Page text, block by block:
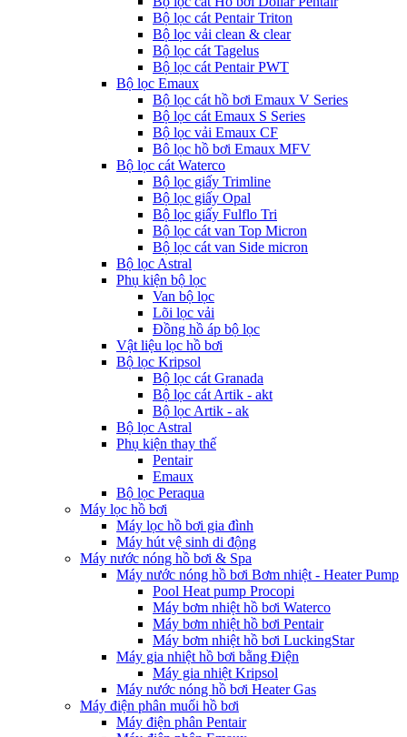
Bộ lọc cát Pentair Triton
Bộ lọc vải clean & clear
Bộ lọc cát Tagelus
Bộ lọc cát Pentair PWT
Bộ lọc Emaux
Bộ lọc cát hồ bơi Emaux V Series
Bộ lọc cát Emaux S Series
Bộ lọc vải Emaux CF
Bô lọc hồ bơi Emaux MFV
Bộ lọc cát Waterco
Bộ lọc giấy Trimline
Bộ lọc giấy Opal
Bộ lọc giấy Fulflo Tri
Bộ lọc cát van Top Micron
Bộ lọc cát van Side micron
Bộ lọc Astral
Phụ kiện bộ lọc
Van bộ lọc
Lõi lọc vải
Đồng hồ áp bộ lọc
Vật liệu lọc hồ bơi
Bộ lọc Kripsol
Bộ lọc cát Granada
Bộ lọc cát Artik - akt
Bộ lọc Artik - ak
Bộ lọc Astral
Phụ kiện thay thế
Pentair
Emaux
Bộ lọc Peraqua
Máy lọc hồ bơi
Máy lọc hồ bơi gia đình
Máy hút vệ sinh di động
Máy nước nóng hồ bơi & Spa
Máy nước nóng hồ bơi Bơm nhiệt - Heater Pump
Pool Heat pump Procopi
Máy bơm nhiệt hồ bơi Waterco
Máy bơm nhiệt hồ bơi Pentair
Máy bơm nhiệt hồ bơi LuckingStar
Máy gia nhiệt hồ bơi bằng Điện
Máy gia nhiệt Kripsol
Máy nước nóng hồ bơi Heater Gas
Máy điện phân muối hồ bơi
Máy điện phân Pentair